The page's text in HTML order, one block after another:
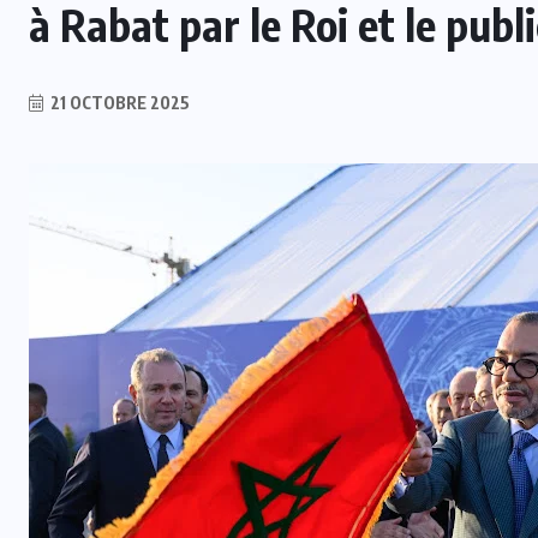
à Rabat par le Roi et le
21 OCTOBRE 2025
INTER
FIFA : Mattias Grafström évoque
des événements “tristes et
répréhensibles” après la crise du
projet FFE
5 AOÛT 2026